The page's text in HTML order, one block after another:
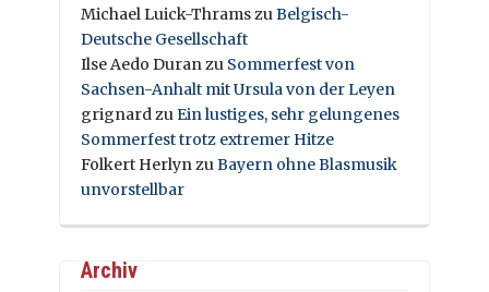
Michael Luick-ThramszuBelgisch-
Deutsche Gesellschaft
Ilse Aedo Duranzu Sommerfest von
Sachsen-Anhalt mit Ursula von der Leyen
grignardzuEin lustiges, sehr gelungenes
Sommerfest trotz extremer Hitze
Folkert HerlynzuBayern ohne Blasmusik
unvorstellbar
Archiv